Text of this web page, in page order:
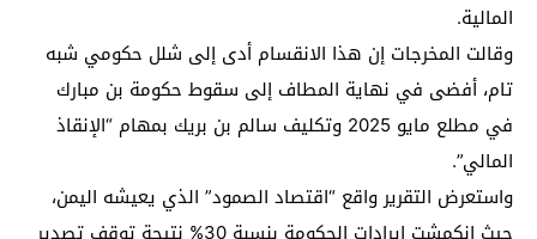
المالية.
وقالت المخرجات إن هذا الانقسام أدى إلى شلل حكومي شبه
تام، أفضى في نهاية المطاف إلى سقوط حكومة بن مبارك
في مطلع مايو 2025 وتكليف سالم بن بريك بمهام “الإنقاذ
المالي”.
واستعرض التقرير واقع “اقتصاد الصمود” الذي يعيشه اليمن،